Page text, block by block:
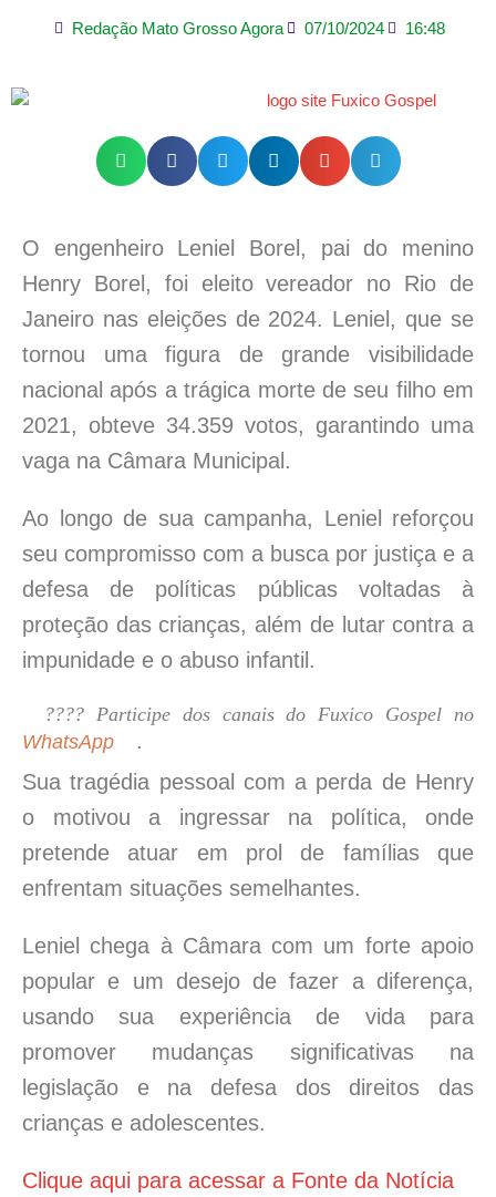
Redação Mato Grosso Agora 07/10/2024 16:48
O engenheiro Leniel Borel, pai do menino
Henry Borel, foi eleito vereador no Rio de
Janeiro nas eleições de 2024. Leniel, que se
tornou uma figura de grande visibilidade
nacional após a trágica morte de seu filho em
2021, obteve 34.359 votos, garantindo uma
vaga na Câmara Municipal.
Ao longo de sua campanha, Leniel reforçou
seu compromisso com a busca por justiça e a
defesa de políticas públicas voltadas à
proteção das crianças, além de lutar contra a
impunidade e o abuso infantil.
???? Participe dos canais do Fuxico Gospel no
WhatsApp
.
Sua tragédia pessoal com a perda de Henry
o motivou a ingressar na política, onde
pretende atuar em prol de famílias que
enfrentam situações semelhantes.
Leniel chega à Câmara com um forte apoio
popular e um desejo de fazer a diferença,
usando sua experiência de vida para
promover mudanças significativas na
legislação e na defesa dos direitos das
crianças e adolescentes.
Clique aqui para acessar a Fonte da Notícia